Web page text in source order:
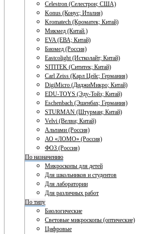
Celestron (Селестрон; США)
Konus (Конус; Италия)
Kromatech (Кроматек; Китай)
Микмед (Китай.)
EVA (ЕВА; Китай)
Биомед (Россия)
Eastcolight (Истколайт; Китай)
SITITEK (Сититек; Китай)
Carl Zeiss (Карл Цейс; Германия)
DigiMicro (ДиджиМикро; Китай)
EDU-TOYS (Эду-Тойз; Китай)
Eschenbach (Эшенбах; Германия)
STURMAN (Штурман; Китай)
Velvi (Велви; Китай)
Альтами (Россия)
АО «ЛОМО» (Россия)
ФОЗ (Россия)
По назначению
Микроскопы для детей
Для школьников и студентов
Для лаборатории
Для различных работ
По типу
Биологические
Световые микроскопы (оптические)
Цифровые